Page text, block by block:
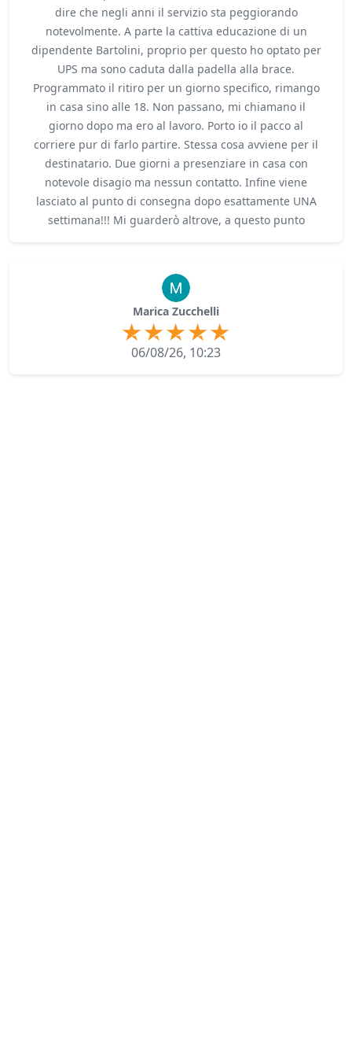
dire che negli anni il servizio sta peggiorando
notevolmente. A parte la cattiva educazione di un
dipendente Bartolini, proprio per questo ho optato per
UPS ma sono caduta dalla padella alla brace.
Programmato il ritiro per un giorno specifico, rimango
in casa sino alle 18. Non passano, mi chiamano il
giorno dopo ma ero al lavoro. Porto io il pacco al
corriere pur di farlo partire. Stessa cosa avviene per il
destinatario. Due giorni a presenziare in casa con
notevole disagio ma nessun contatto. Infine viene
lasciato al punto di consegna dopo esattamente UNA
settimana!!! Mi guarderò altrove, a questo punto
Marica Zucchelli
06/08/26, 10:23